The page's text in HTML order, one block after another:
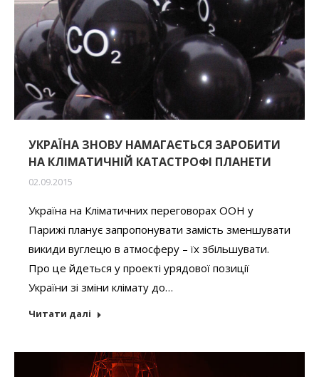
УКРАЇНА ЗНОВУ НАМАГАЄТЬСЯ ЗАРОБИТИ
НА КЛІМАТИЧНІЙ КАТАСТРОФІ ПЛАНЕТИ
02.09.2015
Україна на Кліматичних переговорах ООН у
Парижі планує запропонувати замість зменшувати
викиди вуглецю в атмосферу – їх збільшувати.
Про це йдеться у проекті урядової позиції
України зі зміни клімату до…
Читати далі